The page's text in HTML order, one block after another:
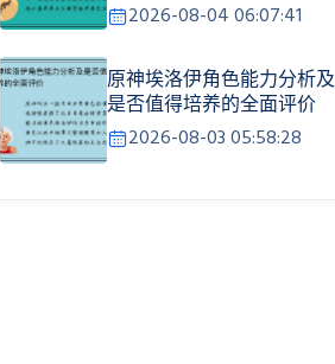
2026-08-04 06:07:41
原神埃洛伊角色能力分析及
是否值得培养的全面评价
2026-08-03 05:58:28